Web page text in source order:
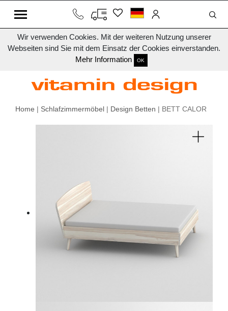
Wir verwenden Cookies. Mit der weiteren Nutzung unserer
Webseiten sind Sie mit dem Einsatz der Cookies einverstanden.
Mehr Information
OK
Home | Schlafzimmermöbel | Design Betten | BETT CALOR